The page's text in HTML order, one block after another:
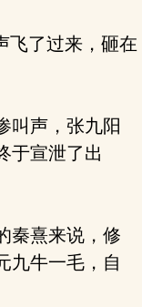
飞了过来，砸在
叫声，张九阳
于宣泄了出
秦熹来说，修
九牛一毛，自